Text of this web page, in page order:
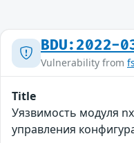
BDU:2022-
Vulnerability from
Title
Уязвимость модуля
управления